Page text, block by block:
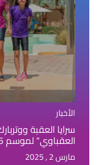
الأخبار
سرايا العقبة
العقباوي" لموسم 2025
مارس 2 , 2025